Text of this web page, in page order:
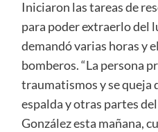
Iniciaron las tareas de
para poder extraerlo del
demandó varias horas y
bomberos. “La persona
traumatismos y se queja
espalda y otras partes
González esta mañana,